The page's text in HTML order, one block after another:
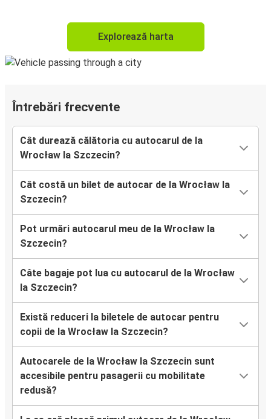
Explorează harta
Întrebări frecvente
Cât durează călătoria cu autocarul de la
Wrocław la Szczecin?
Cât costă un bilet de autocar de la Wrocław la
Szczecin?
Pot urmări autocarul meu de la Wrocław la
Szczecin?
Câte bagaje pot lua cu autocarul de la Wrocław
la Szczecin?
Există reduceri la biletele de autocar pentru
copii de la Wrocław la Szczecin?
Autocarele de la Wrocław la Szczecin sunt
accesibile pentru pasagerii cu mobilitate
redusă?